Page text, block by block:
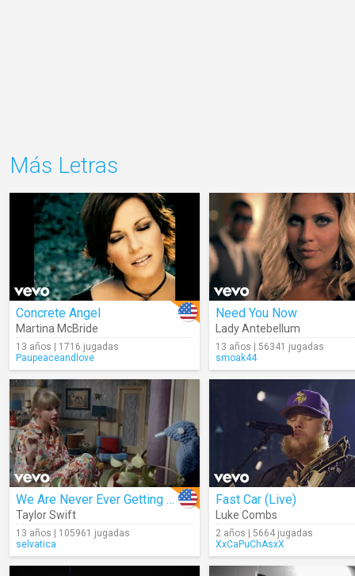
Más Letras
Concrete Angel
Martina McBride
13 años | 1716 jugadas
Paupeaceandlove
Need You Now
Lady Antebellum
13 años | 56341 jugadas
smoak44
We Are Never Ever Getting Back Together
Taylor Swift
13 años | 105961 jugadas
selvatica
Fast Car (Live)
Luke Combs
2 años | 5664 jugadas
XxCaPuChAsxX